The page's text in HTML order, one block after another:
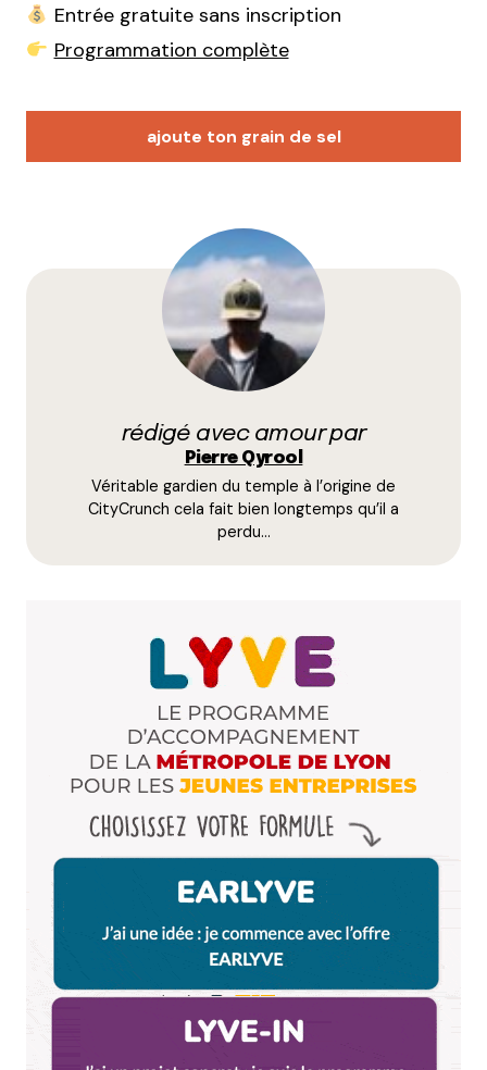
Entrée gratuite sans inscription
Programmation complète
ajoute ton grain de sel
Votre adresse e-mail ne sera pas publiée.
champs obligatoires sont indiqués avec
E-mail*
Enregistrer mon nom, mon e-mail et mon site dans le
Prévenez-moi de tous les nouveaux commentaires
Et bim !
rédigé avec amour par
Pierre Qyrool
Véritable gardien du temple à l’origine de
CityCrunch cela fait bien longtemps qu’il a
perdu…